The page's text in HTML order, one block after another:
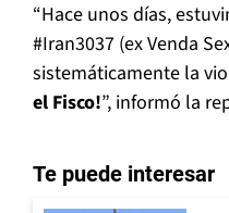
“Hace unos días,
#Iran3037 (ex Venda
sistemáticamente la
el Fisco!”, informó la
Te puede interesar